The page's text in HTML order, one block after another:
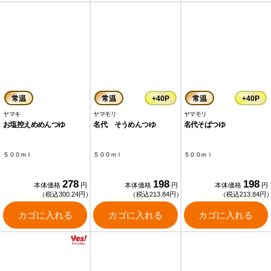
常温
ヤマキ
お塩控えめめんつゆ
５００ｍｌ
本体価格 278 円
（税込300.24円）
カゴに入れる
常温 +40P
ヤマモリ
名代 そうめんつゆ
５００ｍｌ
本体価格 198 円
（税込213.84円）
カゴに入れる
常温 +40P
ヤマモリ
名代そばつゆ
５００ｍｌ
本体価格 198 円
（税込213.84円
カゴに入れる